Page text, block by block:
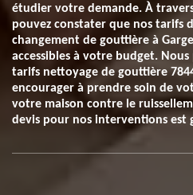
étudier votre demande. À
pouvez constater que nos tarifs
changement de gouttière à
accessibles à votre budget.
tarifs nettoyage de gouttière
encourager à prendre soin de
votre maison contre le
devis pour nos interventions est